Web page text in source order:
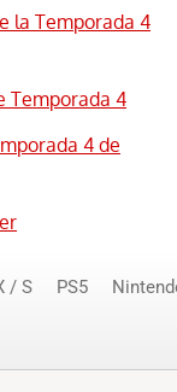
la Temporada 4
Temporada 4
4 de
/ S PS5